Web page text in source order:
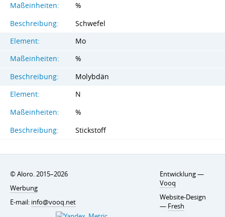
Maßeinheiten:
%
Beschreibung:
Schwefel
Element:
Mo
Maßeinheiten:
%
Beschreibung:
Molybdän
Element:
N
Maßeinheiten:
%
Beschreibung:
Stickstoff
© Aloro. 2015–2026
Werbung
E-mail: info@vooq.net
Entwicklung —
Vooq
Website-Design
— Fresh